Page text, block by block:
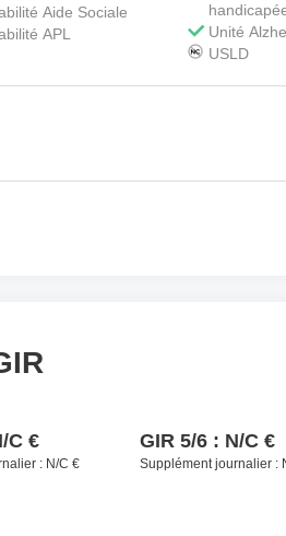
Aide Sociale
APL
Unité
USLD
C €
: N/C €
GIR 5/6 : N/C €
Supplément journalier :